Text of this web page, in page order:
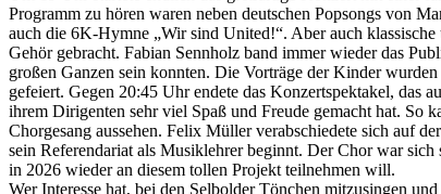
Programm zu hören waren neben deutschen Popsongs von
auch die 6K-Hymne „Wir sind United!“. Aber auch
Gehör gebracht. Fabian Sennholz band immer wieder das
großen Ganzen sein konnten. Die Vorträge der Kinder
gefeiert. Gegen 20:45 Uhr endete das Konzertspektakel, das
ihrem Dirigenten sehr viel Spaß und Freude gemacht hat. So
Chorgesang aussehen. Felix Müller verabschiedete sich auf
sein Referendariat als Musiklehrer beginnt. Der Chor war
in 2026 wieder an diesem tollen Projekt teilnehmen will.
Wer Interesse hat, bei den Selbolder Tönchen mitzusingen